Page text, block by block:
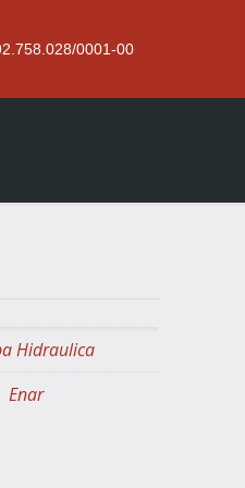
0001-00
Hidraulica
Enar